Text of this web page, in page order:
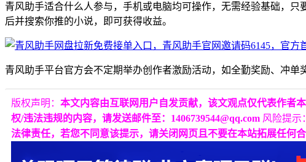
青风助手适合什么人参与，手机或电脑均可操作，无需经验基础，
后并搜索你推的小说，即可获得收益。
青风助手平台官方会不定期举办创作者激励活动，如全勤奖励、冲
版权声明： 本文内容由互联网用户自发贡献，该文观点仅代表作者
权/违法违规的内容，请发送邮件至：1406739544@qq.com 风险提示：
法律责任，若您不同意该提示，请关闭网页且不要在本站拓展任何